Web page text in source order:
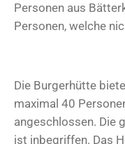
Personen aus
Personen, welche
Die Burgerhütte
maximal 40
angeschlossen. Die
ist inbegriffen. Das